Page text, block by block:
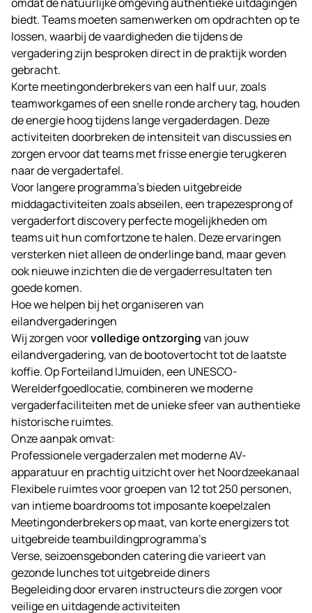
biedt. Teams moeten samenwerken om opdrachten op te
lossen, waarbij de vaardigheden die tijdens de
vergadering zijn besproken direct in de praktijk worden
gebracht.
Korte meetingonderbrekers van een half uur, zoals
teamworkgames of een snelle ronde archery tag, houden
de energie hoog tijdens lange vergaderdagen. Deze
activiteiten doorbreken de intensiteit van discussies en
zorgen ervoor dat teams met frisse energie terugkeren
naar de vergadertafel.
Voor langere programma’s bieden uitgebreide
middagactiviteiten zoals abseilen, een trapezesprong of
vergaderfortdiscovery perfecte mogelijkheden om
teams uit hun comfortzone te halen. Deze ervaringen
versterken niet alleen de onderlinge band, maar geven
ook nieuwe inzichten die de vergaderresultaten ten
goede komen.
Hoe we helpen bij het organiseren van
eilandvergaderingen
Wij zorgen voorvolledige ontzorgingvan jouw
eilandvergadering, van de bootovertocht tot de laatste
koffie. Op Forteiland IJmuiden, een UNESCO-
Werelderfgoedlocatie, combineren we moderne
vergaderfaciliteiten met de unieke sfeer van authentieke
historische ruimtes.
Onze aanpak omvat:
Professionele vergaderzalen met moderne AV-
apparatuur en prachtig uitzicht over het Noordzeekanaal
Flexibele ruimtes voor groepen van 12 tot 250 personen,
van intieme boardrooms tot imposante koepelzalen
Meetingonderbrekers op maat, van korte energizers tot
uitgebreide teambuildingprogramma’s
Verse, seizoensgebonden catering die varieert van
gezonde lunches tot uitgebreide diners
Begeleiding door ervaren instructeurs die zorgen voor
veilige en uitdagende activiteiten